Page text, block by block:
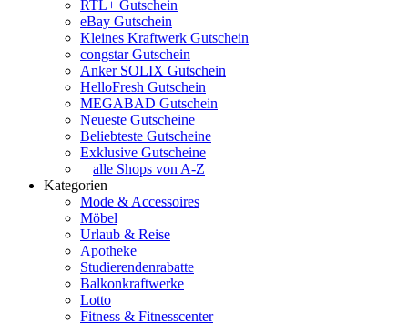
RTL+ Gutschein
eBay Gutschein
Kleines Kraftwerk Gutschein
congstar Gutschein
Anker SOLIX Gutschein
HelloFresh Gutschein
MEGABAD Gutschein
Neueste Gutscheine
Beliebteste Gutscheine
Exklusive Gutscheine
alle Shops von A-Z
Kategorien
Mode & Accessoires
Möbel
Urlaub & Reise
Apotheke
Studierendenrabatte
Balkonkraftwerke
Lotto
Fitness & Fitnesscenter